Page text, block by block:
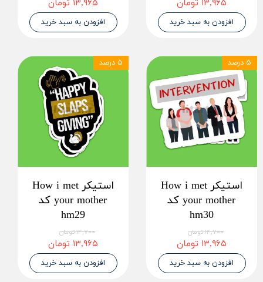
۱۳,۹۶۵ تومان
افزودن به سبد خرید
۱۳,۹۶۵ تومان
افزودن به سبد خرید
استیکر How i met
your mother کد
hm30
۱۴,۷۰۰ تومان
۱۳,۹۶۵ تومان
افزودن به سبد خرید
۵ درصد
استیکر How i met
your mother کد
hm29
۱۴,۷۰۰ تومان
۱۳,۹۶۵ تومان
افزودن به سبد خرید
۵ درصد